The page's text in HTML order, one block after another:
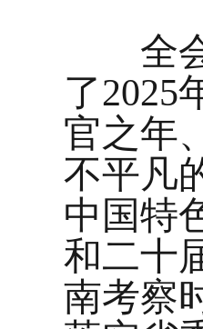
全会
了2025
官之年
不平凡
中国特
和二十
南考察